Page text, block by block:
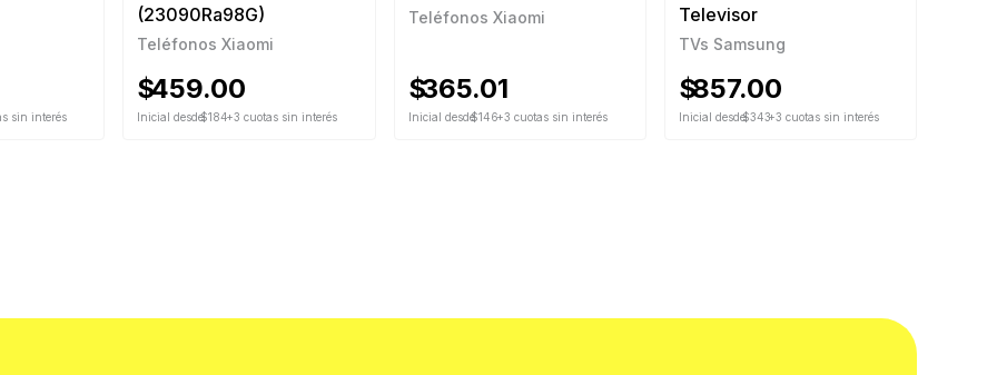
sin interés
(23090Ra98G)
Teléfonos Xiaomi
$459.00
Inicial desde$184+3 cuotas sin interés
Teléfonos Xiaomi
$365.01
Inicial desde$146+3 cuotas sin interés
Televisor
TVs Samsung
$857.00
Inicial desde$343+3 cuotas sin interés